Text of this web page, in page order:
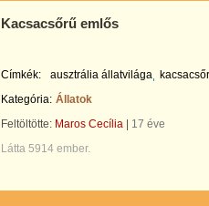
Kacsacsőrű emlős
Címkék: ausztrália állatvilága
Kategória: Állatok
Feltöltötte: Maros Cecília
17 éve
Látta 5914 ember.